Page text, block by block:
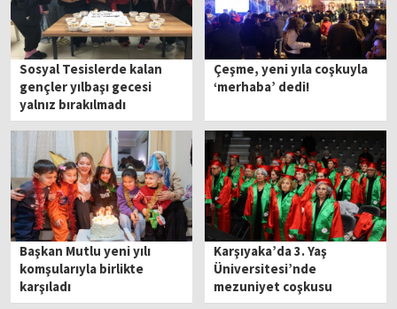
Sosyal Tesislerde kalan
gençler yılbaşı gecesi
yalnız bırakılmadı
Çeşme, yeni yıla coşkuyla
‘merhaba’ dedi!
Başkan Mutlu yeni yılı
komşularıyla birlikte
karşıladı
Karşıyaka’da 3. Yaş
Üniversitesi’nde
mezuniyet coşkusu